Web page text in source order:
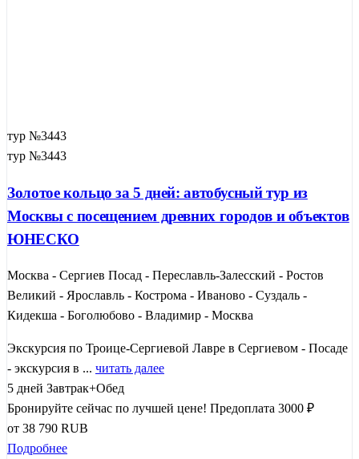
тур №3443
тур №3443
Золотое кольцо за 5 дней: автобусный тур из
Москвы с посещением древних городов и объектов
ЮНЕСКО
Москва - Сергиев Посад - Переславль-Залесский - Ростов
Великий - Ярославль - Кострома - Иваново - Суздаль -
Кидекша - Боголюбово - Владимир - Москва
Экскурсия по Троице-Сергиевой Лавре в Сергиевом - Посаде
- экскурсия в ... читать далее
5 дней Завтрак+Обед
Бронируйте сейчас по лучшей цене! Предоплата 3000 ₽
от 38 790 RUB
Подробнее